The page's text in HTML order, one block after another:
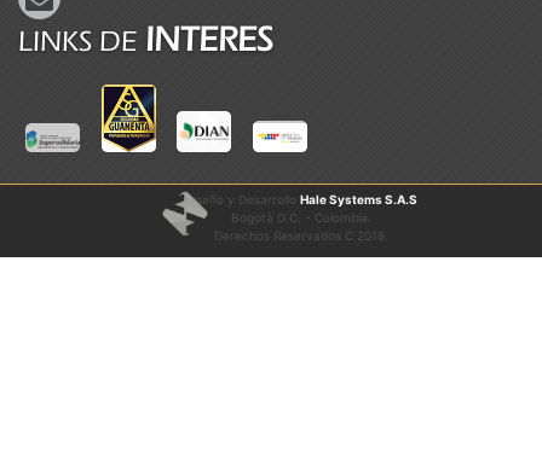
LINKS DE INTERES
Diseño y Desarrollo Hale Systems S.A.S
Bogotá D.C. - Colombia.
Derechos Reservados C 2018.